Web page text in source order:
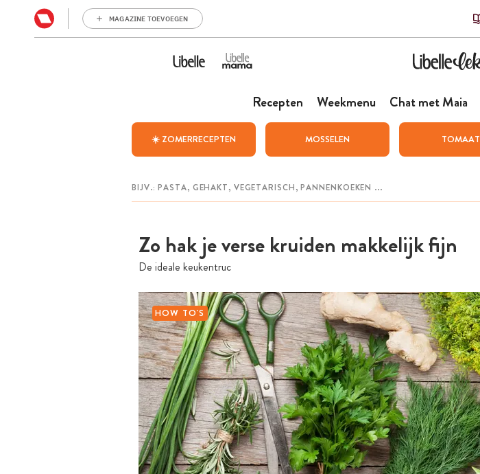
MAGAZINE TOEVOEGEN
Recepten Weekmenu Chat met Maia
☀️ ZOMERRECEPTEN MOSSELEN TOMAAT
Zo hak je verse kruiden makkelijk fijn
De ideale keukentruc
HOW TO'S